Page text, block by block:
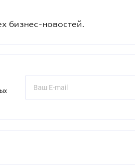
бизнес-новостей.